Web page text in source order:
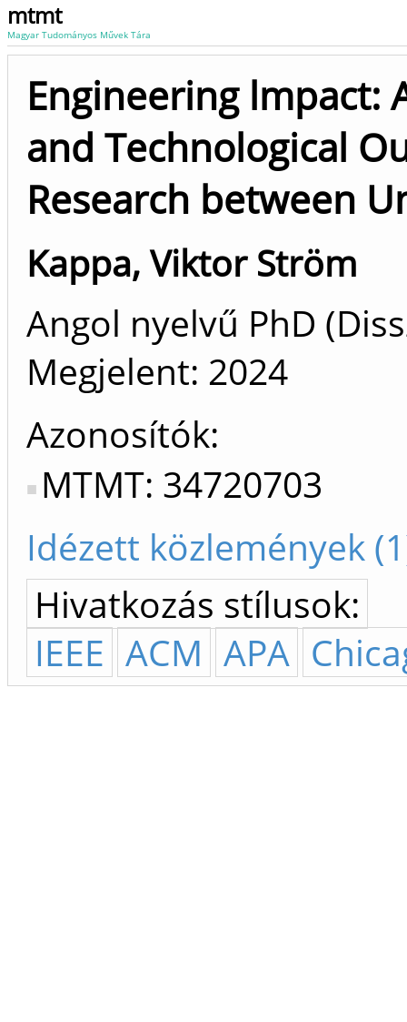
mtmt
Magyar Tudományos Művek Tára
Engineering lmpact:
and Technological
Research between
Kappa, Viktor Ström
Angol nyelvű PhD
Megjelent: 2024
Azonosítók
MTMT: 34720703
Idézett közlemények
Hivatkozás stílusok:
IEEE ACM APA